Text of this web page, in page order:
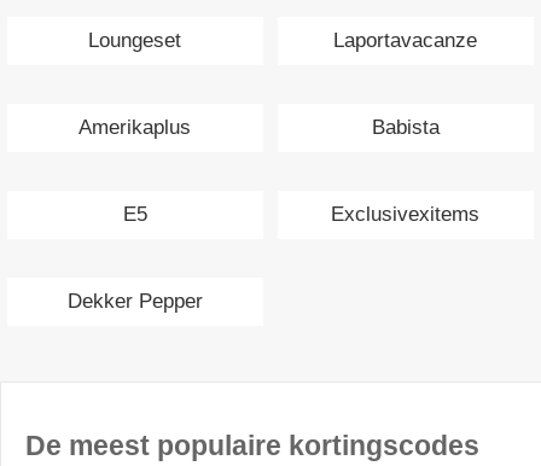
Loungeset Laportavacanze
Amerikaplus Babista
E5 Exclusivexitems
Dekker Pepper
De meest populaire kortingscodes